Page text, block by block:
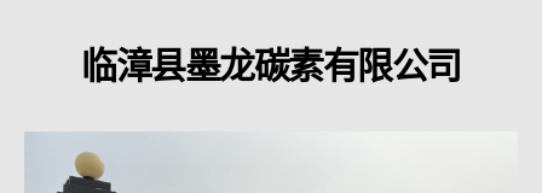
临漳县墨龙碳素有限公司